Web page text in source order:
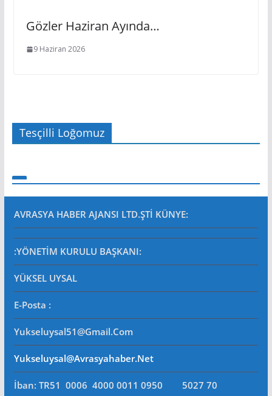
Gözler Haziran Ayında…
9 Haziran 2026
Tesçilli Loğomuz
AVRASYA HABER AJANSI LTD.ŞTİ KÜNYE:
:YÖNETİM KURULU BAŞKANI:
YÜKSEL UYSAL
E-Posta :
Yukseluysal51@gmail.com
Yukseluysal@avrasyahaber.net
İban: TR51 0006 4000 0011 0950 5027 70